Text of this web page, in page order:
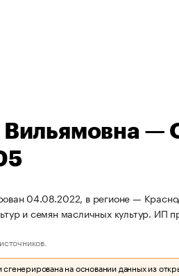
Вильямовна
04.08.2022, в регионе —
и семян масличных культур.
на основании данных из